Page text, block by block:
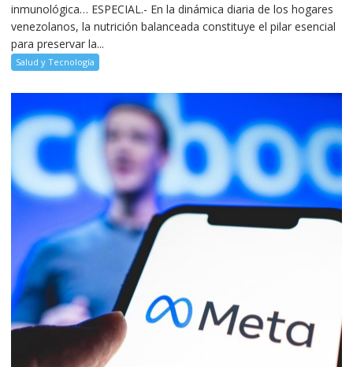
inmunológica… ESPECIAL.- En la dinámica diaria de los hogares
venezolanos, la nutrición balanceada constituye el pilar esencial
para preservar la...
Salud y Tecnología